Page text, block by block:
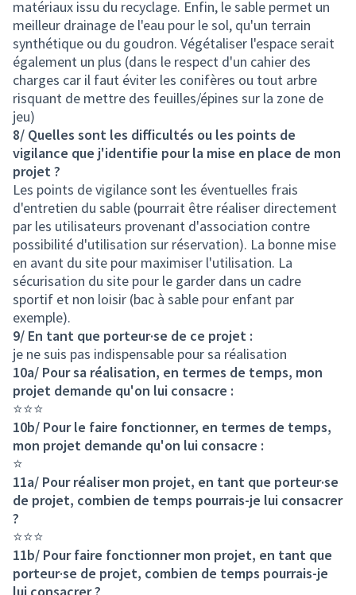
matériaux issu du recyclage. Enfin, le sable permet un
meilleur drainage de l'eau pour le sol, qu'un terrain
synthétique ou du goudron. Végétaliser l'espace serait
également un plus (dans le respect d'un cahier des
charges car il faut éviter les conifères ou tout arbre
risquant de mettre des feuilles/épines sur la zone de
jeu)
8/ Quelles sont les difficultés ou les points de
vigilance que j'identifie pour la mise en place de mon
projet ?
Les points de vigilance sont les éventuelles frais
d'entretien du sable (pourrait être réaliser directement
par les utilisateurs provenant d'association contre
possibilité d'utilisation sur réservation). La bonne mise
en avant du site pour maximiser l'utilisation. La
sécurisation du site pour le garder dans un cadre
sportif et non loisir (bac à sable pour enfant par
exemple).
9/ En tant que porteur·se de ce projet :
je ne suis pas indispensable pour sa réalisation
10a/ Pour sa réalisation, en termes de temps, mon
projet demande qu'on lui consacre :
⭐⭐⭐
10b/ Pour le faire fonctionner, en termes de temps,
mon projet demande qu'on lui consacre :
⭐
11a/ Pour réaliser mon projet, en tant que porteur·se
de projet, combien de temps pourrais-je lui consacrer
?
⭐⭐⭐
11b/ Pour faire fonctionner mon projet, en tant que
porteur·se de projet, combien de temps pourrais-je